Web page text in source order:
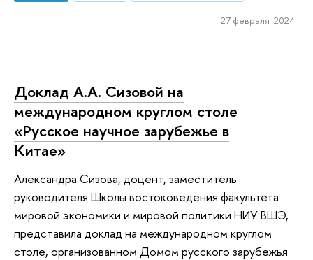
27 февраля 2024
Доклад А.А. Сизовой на
международном круглом столе
«Русское научное зарубежье в
Китае»
Александра Сизова, доцент, заместитель
руководителя Школы востоковедения факультета
мировой экономики и мировой политики НИУ ВШЭ,
представила доклад на международном круглом
столе, организованном Домом русского зарубежья